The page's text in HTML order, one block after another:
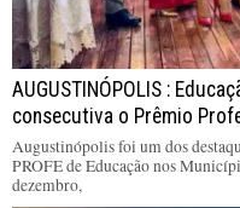
AUGUSTINÓPOLIS :
consecutiva o Prêmio
Augustinópolis foi um dos
PROFE de Educação nos
dezembro,